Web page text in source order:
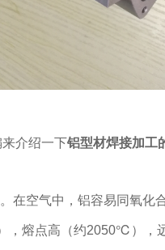
介绍一下铝型材焊接加工
在空气中，铝容易同氧化
，熔点高（约2050℃），